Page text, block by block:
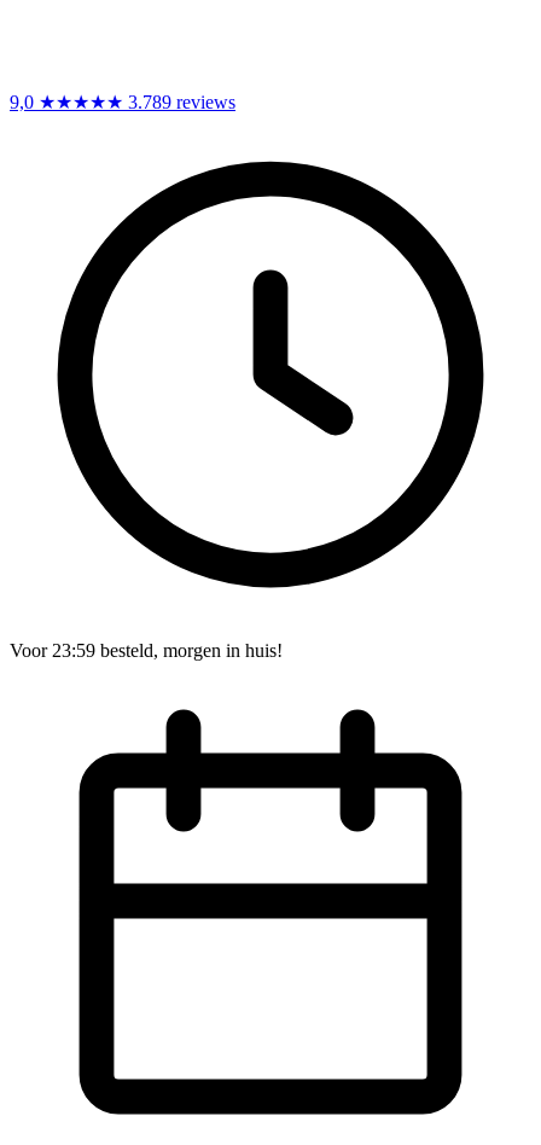
9,0 ★★★★★ 3.789 reviews
Voor 23:59 besteld, morgen in huis!